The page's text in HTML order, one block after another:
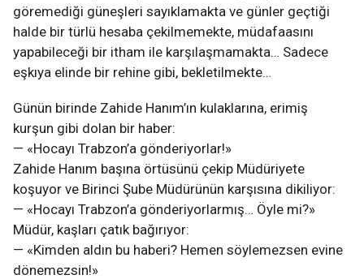
göremediği güneşleri sayıklamakta ve günler geçtiği
halde bir türlü hesaba çekilmemekte, müdafaasını
yapabileceği bir itham ile karşılaşmamakta… Sadece
eşkıya elinde bir rehine gibi, bekletilmekte…
Günün birinde Zahide Hanım’ın kulaklarına, erimiş
kurşun gibi dolan bir haber:
— «Hocayı Trabzon’a gönderiyorlar!»
Zahide Hanım başına örtüsünü çekip Müdüriyete
koşuyor ve Birinci Şube Müdürünün karşısına dikiliyor:
— «Hocayı Trabzon’a gönderiyorlarmış… Öyle mi?»
Müdür, kaşları çatık bağırıyor:
— «Kimden aldın bu haberi? Hemen söylemezsen evine
dönemezsin!»